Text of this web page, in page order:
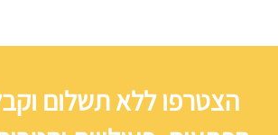
הצטרפו ללא תשלום